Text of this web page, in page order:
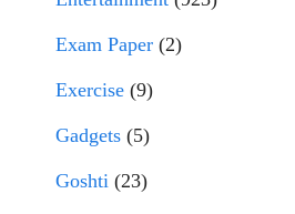
Exam Paper (2)
Exercise (9)
Gadgets (5)
Goshti (23)